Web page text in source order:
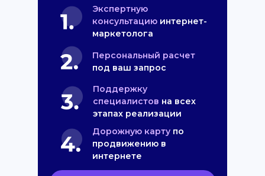
Экспертную
консультацию интернет-
маркетолога
Персональный расчет
под ваш запрос
Поддержку
специалистов на всех
этапах реализации
Дорожную карту по
продвижению в
интернете